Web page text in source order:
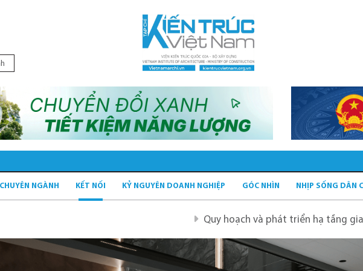
CHUYÊN NGÀNH KẾT NỐI KỶ NGUYÊN DOANH NGHIỆP GÓC NHÌN NHỊP SỐNG DÂN
Quy hoạch và phát triển hạ tầng giao thông tĩnh xanh